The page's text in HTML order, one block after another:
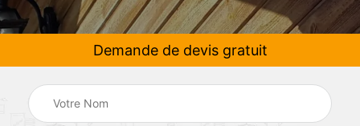
Demande de devis gratuit